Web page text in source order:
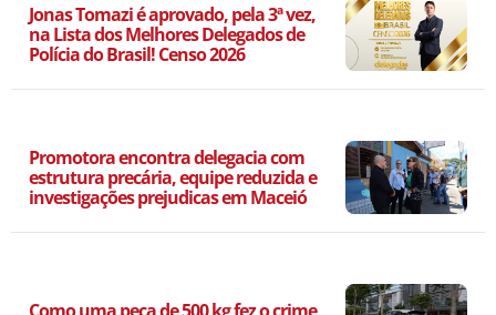
Jonas Tomazi é aprovado, pela 3ª vez,
na Lista dos Melhores Delegados de
Polícia do Brasil! Censo 2026
Promotora encontra delegacia com
estrutura precária, equipe reduzida e
investigações prejudicas em Maceió